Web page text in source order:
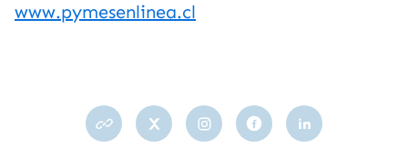
www.pymesenlinea.cl